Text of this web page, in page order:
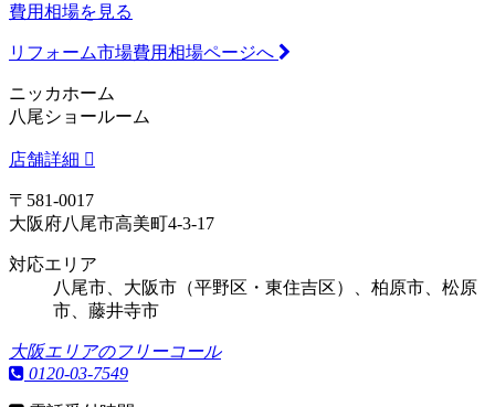
費用相場を見る
リフォーム市場費用相場ページへ
ニッカホーム
八尾ショールーム
店舗詳細
〒581-0017
大阪府八尾市高美町4-3-17
対応エリア
八尾市、大阪市（平野区・東住吉区）、柏原市、松原
市、藤井寺市
大阪エリアのフリーコール
0120-03-7549